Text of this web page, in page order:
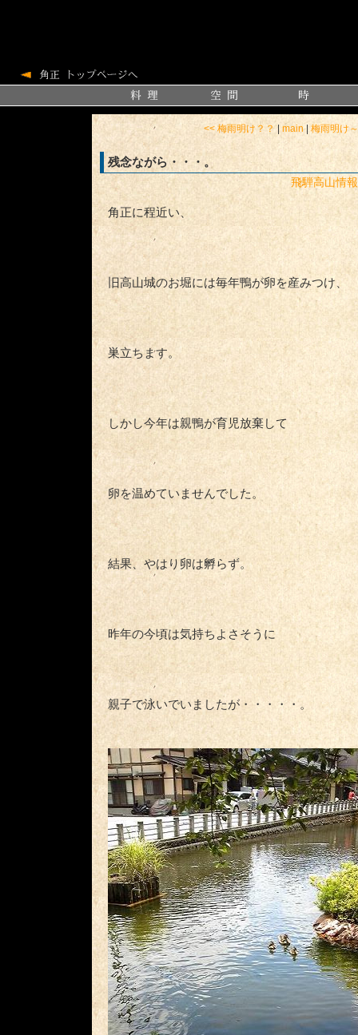
<< 梅雨明け？？| main| 梅雨明け
残念ながら・・・。
飛騨高山情報
角正に程近い、
旧高山城のお堀には毎年鴨が卵を産みつけ、
巣立ちます。
しかし今年は親鴨が育児放棄して
卵を温めていませんでした。
結果、やはり卵は孵らず。
昨年の今頃は気持ちよさそうに
親子で泳いでいましたが・・・・・。